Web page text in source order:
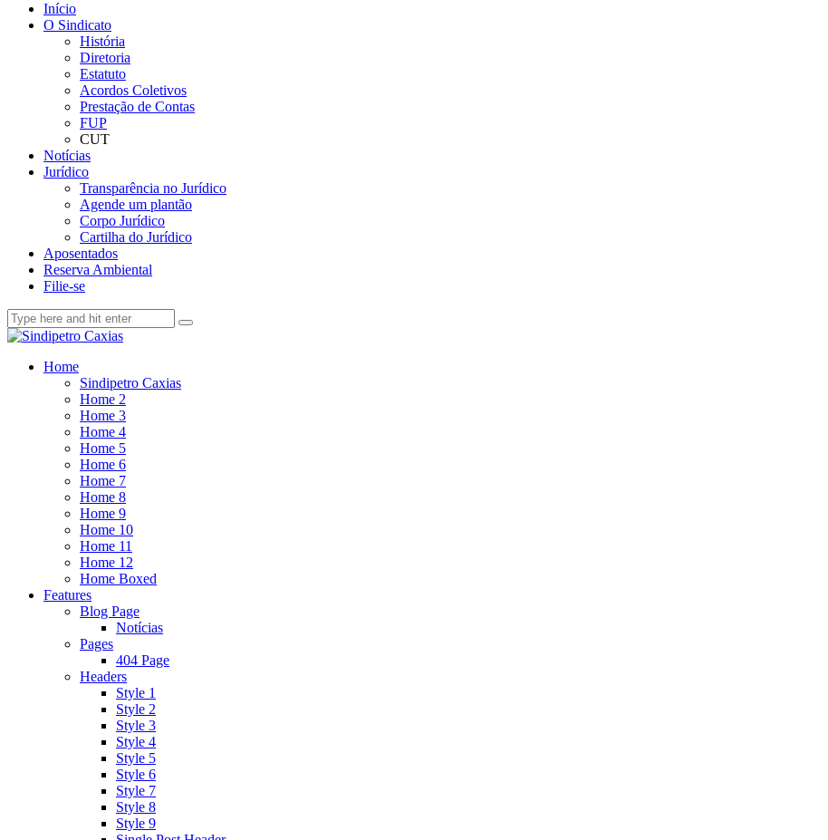
Início
O Sindicato
História
Diretoria
Estatuto
Acordos Coletivos
Prestação de Contas
FUP
CUT
Notícias
Jurídico
Transparência no Jurídico
Agende um plantão
Corpo Jurídico
Cartilha do Jurídico
Aposentados
Reserva Ambiental
Filie-se
Home
Sindipetro Caxias
Home 2
Home 3
Home 4
Home 5
Home 6
Home 7
Home 8
Home 9
Home 10
Home 11
Home 12
Home Boxed
Features
Blog Page
Notícias
Pages
404 Page
Headers
Style 1
Style 2
Style 3
Style 4
Style 5
Style 6
Style 7
Style 8
Style 9